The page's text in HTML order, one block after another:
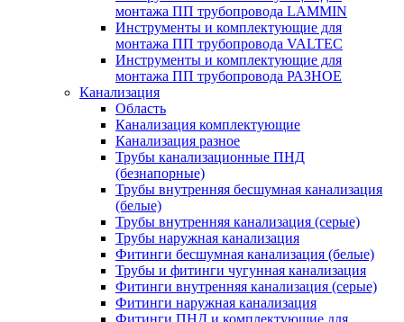
монтажа ПП трубопровода LAMMIN
Инструменты и комплектующие для
монтажа ПП трубопровода VALTEC
Инструменты и комплектующие для
монтажа ПП трубопровода РАЗНОЕ
Канализация
Область
Канализация комплектующие
Канализация разное
Трубы канализационные ПНД
(безнапорные)
Трубы внутренняя бесшумная канализация
(белые)
Трубы внутренняя канализация (серые)
Трубы наружная канализация
Фитинги бесшумная канализация (белые)
Трубы и фитинги чугунная канализация
Фитинги внутренняя канализация (серые)
Фитинги наружная канализация
Фитинги ПНД и комплектующие для